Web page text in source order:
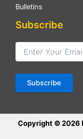
Bulletins
Subscribe
Copyright © 2026